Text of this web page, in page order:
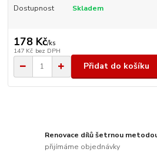
Dostupnost Skladem
178 Kč/ks
147 Kč bez DPH
Přidat do košíku
Renovace dílů šetrnou
přijímáme objednávky